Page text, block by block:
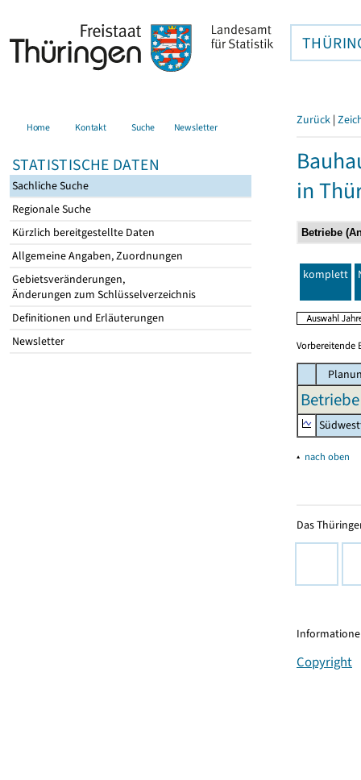
Home Kontakt Suche Newsletter
STATISTISCHE DATEN
Sachliche Suche
Regionale Suche
Kürzlich bereitgestellte Daten
Allgemeine Angaben, Zuordnungen
Gebietsveränderungen,
Änderungen zum Schlüsselverzeichnis
Definitionen und Erläuterungen
Newsletter
Zurück |
in
komplett
Vorbereitende
▴ nach oben
Das
Copyright